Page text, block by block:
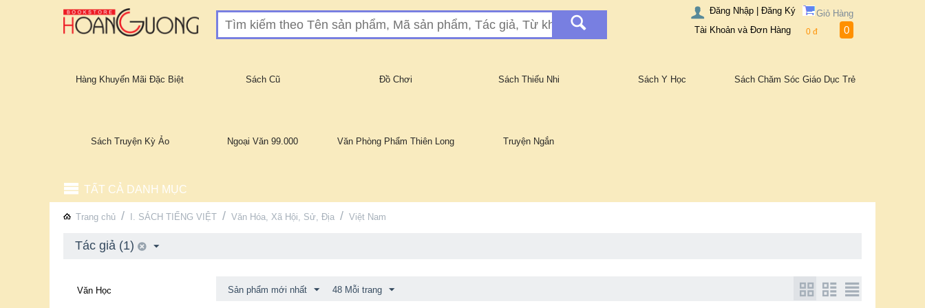
Giỏ Hàng
0đ 0
Đăng Nhập | Đăng Ký
Tài Khoản và Đơn Hàng
Hàng Khuyến Mãi Đặc Biệt Sách Cũ Đồ Chơi Sách Thiếu Nhi Sách Y Học Sách Chăm Sóc Giáo Dục Trẻ
Sách Truyện Kỳ Ảo Ngoại Văn 99.000 Văn Phòng Phẩm Thiên Long Truyện Ngắn
TẤT CẢ DANH MỤC
Trang chủ / I. SÁCH TIẾNG VIỆT / Văn Hóa, Xã Hội, Sử, Địa / Việt Nam
Tác giả (1)
Văn Học Sản phẩm mới nhất 48 Mỗi trang